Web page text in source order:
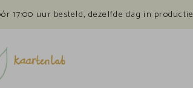
17:00 uur besteld, dezelfde dag in productie